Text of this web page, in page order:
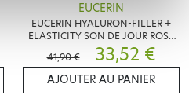
EUCERIN
EUCERIN HYALURON-FILLER +
ELASTICITY SON DE JOUR ROSE
SPF30 50ML
41,90 € 33,52 €
AJOUTER AU PANIER